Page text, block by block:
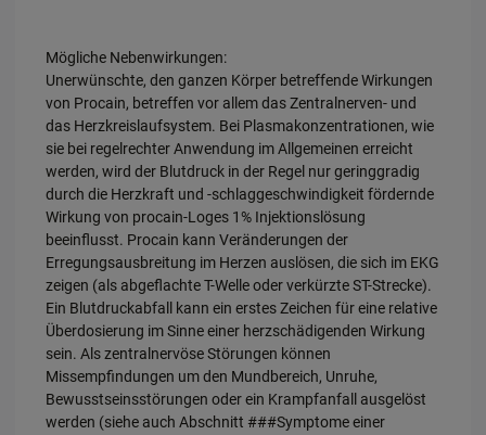
Mögliche Nebenwirkungen:
Unerwünschte, den ganzen Körper betreffende Wirkungen
von Procain, betreffen vor allem das Zentralnerven- und
das Herzkreislaufsystem. Bei Plasmakonzentrationen, wie
sie bei regelrechter Anwendung im Allgemeinen erreicht
werden, wird der Blutdruck in der Regel nur geringgradig
durch die Herzkraft und -schlaggeschwindigkeit fördernde
Wirkung von procain-Loges 1% Injektionslösung
beeinflusst. Procain kann Veränderungen der
Erregungsausbreitung im Herzen auslösen, die sich im EKG
zeigen (als abgeflachte T-Welle oder verkürzte ST-Strecke).
Ein Blutdruckabfall kann ein erstes Zeichen für eine relative
Überdosierung im Sinne einer herzschädigenden Wirkung
sein. Als zentralnervöse Störungen können
Missempfindungen um den Mundbereich, Unruhe,
Bewusstseinsstörungen oder ein Krampfanfall ausgelöst
werden (siehe auch Abschnitt ###Symptome einer